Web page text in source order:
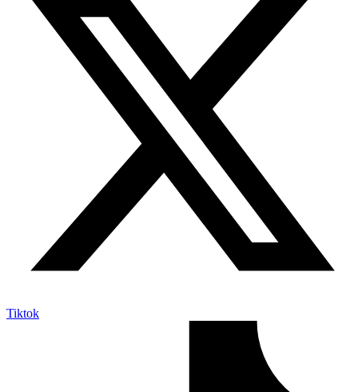
Tiktok